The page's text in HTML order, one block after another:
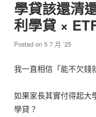
學貸該還清
利學貸 ×
Posted on5 7 月 ’25
我一直相信「能不欠錢
如果家長其實付得起大
學貸？